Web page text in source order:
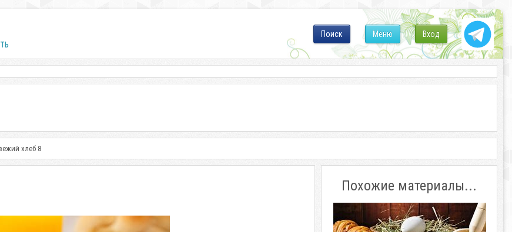
Вход
Меню
Поиск
хлеб 8
Похожие материалы...